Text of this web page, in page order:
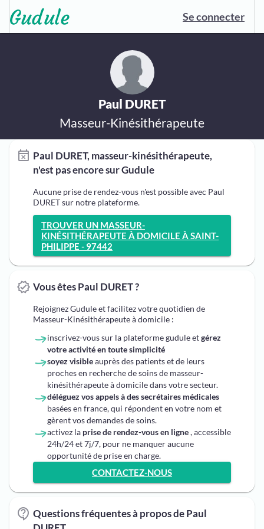
Se connecter
Paul DURET
Masseur-Kinésithérapeute
Paul DURET, masseur-kinésithérapeute,
n'est pas encore sur Gudule
Aucune prise de rendez-vous n'est possible avec Paul
DURET sur notre plateforme.
TROUVER UN MASSEUR-
KINÉSITHÉRAPEUTE À DOMICILE À SAINT-
PHILIPPE - 97442
Vous êtes Paul DURET ?
Rejoignez Gudule et facilitez votre quotidien de
Masseur-Kinésithérapeute à domicile :
inscrivez-vous sur la plateforme gudule etgérez
votre activité en toute simplicité
soyez visibleauprès des patients et de leurs
proches en recherche de soins de masseur-
kinésithérapeute à domicile dans votre secteur.
déléguez vos appels à des secrétaires médicales
basées en france, qui répondent en votre nom et
gèrent vos demandes de soins.
activez la prise de rendez-vous en ligne, accessible
24h/24 et 7j/7, pour ne manquer aucune
opportunité de prise en charge.
CONTACTEZ-NOUS
Questions fréquentes à propos de Paul